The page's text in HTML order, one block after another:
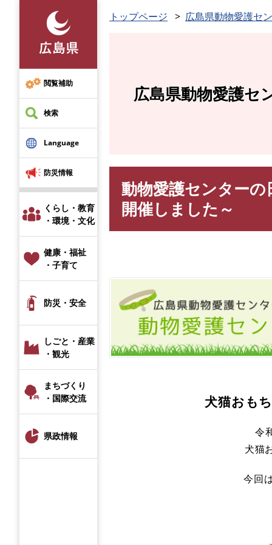
先
頭
で
す
閲覧補助
検索
Language
防災情報
くらし・教育
・環境・文化
健康・福祉
・子育て
防災・安全
しごと・産業
・観光
まちづくり
・国際交流
県政情報
トップページ 広島県動物愛護セ
広島県動物愛護セ
動物愛護センター
開催しました～
犬猫おも
令
犬猫
今回